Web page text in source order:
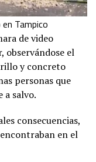
Tampico
de video
observándose el
y concreto
personas que
a salvo.
consecuencias,
en el